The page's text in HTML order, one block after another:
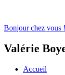
Bonjour chez vous !
Valérie
Accueil